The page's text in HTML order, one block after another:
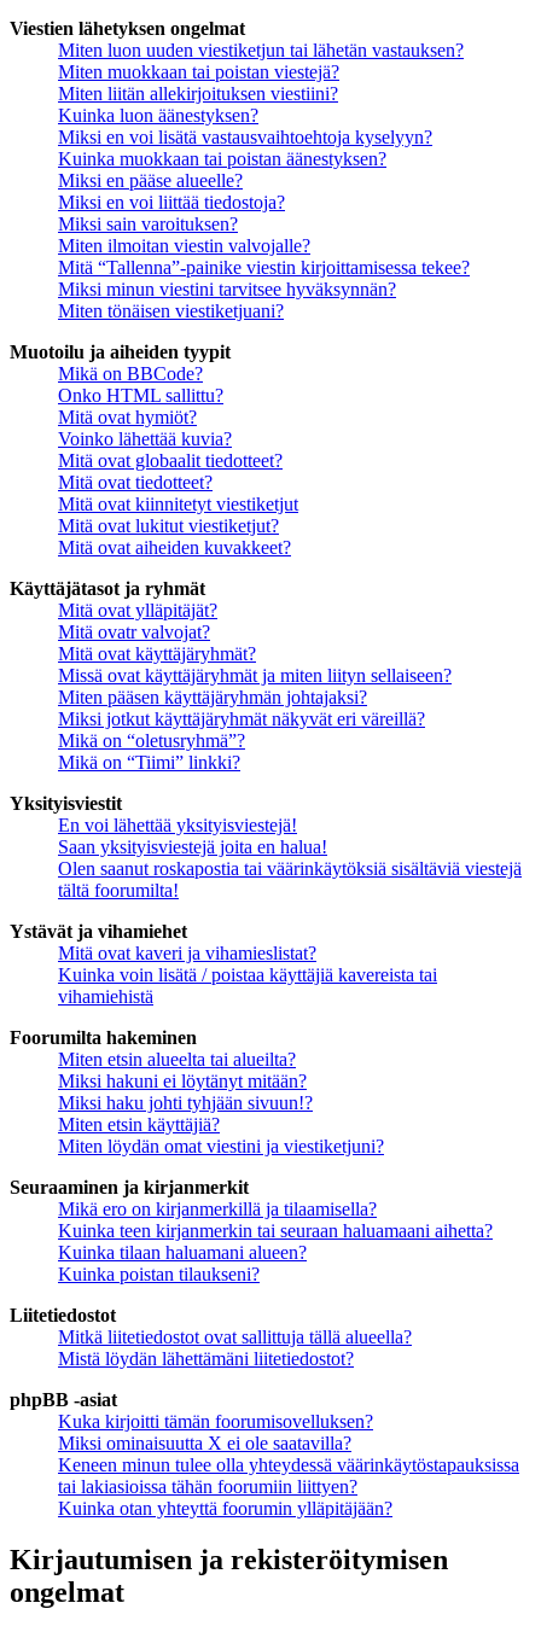
Viestien lähetyksen ongelmat
Miten luon uuden viestiketjun tai lähetän vastauksen?
Miten muokkaan tai poistan viestejä?
Miten liitän allekirjoituksen viestiini?
Kuinka luon äänestyksen?
Miksi en voi lisätä vastausvaihtoehtoja kyselyyn?
Kuinka muokkaan tai poistan äänestyksen?
Miksi en pääse alueelle?
Miksi en voi liittää tiedostoja?
Miksi sain varoituksen?
Miten ilmoitan viestin valvojalle?
Mitä “Tallenna”-painike viestin kirjoittamisessa tekee?
Miksi minun viestini tarvitsee hyväksynnän?
Miten tönäisen viestiketjuani?
Muotoilu ja aiheiden tyypit
Mikä on BBCode?
Onko HTML sallittu?
Mitä ovat hymiöt?
Voinko lähettää kuvia?
Mitä ovat globaalit tiedotteet?
Mitä ovat tiedotteet?
Mitä ovat kiinnitetyt viestiketjut
Mitä ovat lukitut viestiketjut?
Mitä ovat aiheiden kuvakkeet?
Käyttäjätasot ja ryhmät
Mitä ovat ylläpitäjät?
Mitä ovatr valvojat?
Mitä ovat käyttäjäryhmät?
Missä ovat käyttäjäryhmät ja miten liityn sellaiseen?
Miten pääsen käyttäjäryhmän johtajaksi?
Miksi jotkut käyttäjäryhmät näkyvät eri väreillä?
Mikä on “oletusryhmä”?
Mikä on “Tiimi” linkki?
Yksityisviestit
En voi lähettää yksityisviestejä!
Saan yksityisviestejä joita en halua!
Olen saanut roskapostia tai väärinkäytöksiä sisältäviä viestejä
tältä foorumilta!
Ystävät ja vihamiehet
Mitä ovat kaveri ja vihamieslistat?
Kuinka voin lisätä / poistaa käyttäjiä kavereista tai
vihamiehistä
Foorumilta hakeminen
Miten etsin alueelta tai alueilta?
Miksi hakuni ei löytänyt mitään?
Miksi haku johti tyhjään sivuun!?
Miten etsin käyttäjiä?
Miten löydän omat viestini ja viestiketjuni?
Seuraaminen ja kirjanmerkit
Mikä ero on kirjanmerkillä ja tilaamisella?
Kuinka teen kirjanmerkin tai seuraan haluamaani aihetta?
Kuinka tilaan haluamani alueen?
Kuinka poistan tilaukseni?
Liitetiedostot
Mitkä liitetiedostot ovat sallittuja tällä alueella?
Mistä löydän lähettämäni liitetiedostot?
phpBB -asiat
Kuka kirjoitti tämän foorumisovelluksen?
Miksi ominaisuutta X ei ole saatavilla?
Keneen minun tulee olla yhteydessä väärinkäytöstapauksissa
tai lakiasioissa tähän foorumiin liittyen?
Kuinka otan yhteyttä foorumin ylläpitäjään?
Kirjautumisen ja rekisteröitymisen
ongelmat